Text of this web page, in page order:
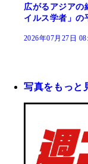
広がるアジアの
イルス学者」の
2026年07月27日
写真をもっと